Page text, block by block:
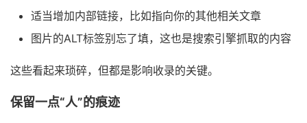
适当增加内部链接，比如指向你的其他相关文章
图片的ALT标签别忘了填，这也是搜索引擎抓取的内容
这些看起来琐碎，但都是影响收录的关键。
保留一点“人”的痕迹